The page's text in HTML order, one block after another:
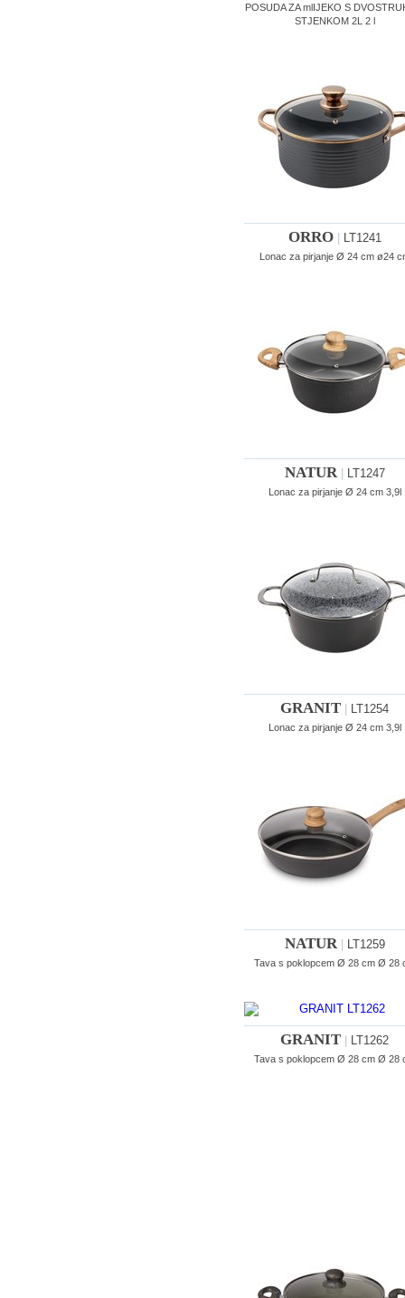
POSUDA ZA mlIJEKO S
STJENKOM 2L 2 l
ORRO| LT1241
Lonac za pirjanje Ø 24 cm ø24
NATUR| LT1247
Lonac za pirjanje Ø 24 cm 3,9l
GRANIT LT1254
Lonac za pirjanje Ø 24 cm 3,9l
NATUR LT1259
Tava s poklopcem Ø 28 cm Ø 28
GRANIT LT1262
Tava s poklopcem Ø 28 cm Ø 28